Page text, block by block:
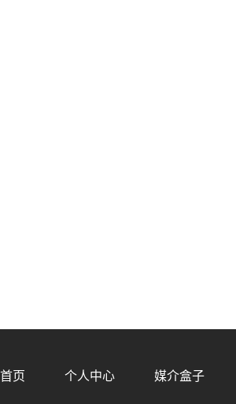
首页 个人中心 媒介盒子